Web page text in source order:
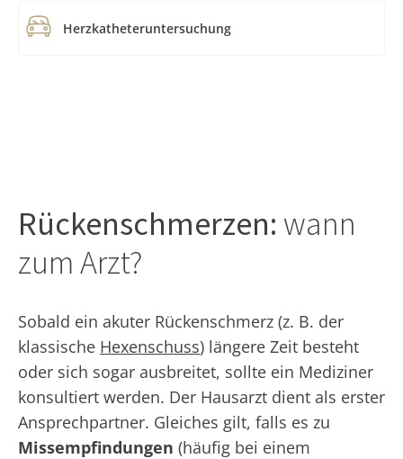
Herzkatheteruntersuchung
Rückenschmerzen: wann
zum Arzt?
Sobald ein akuter Rückenschmerz (z. B. der
klassische Hexenschuss) längere Zeit besteht
oder sich sogar ausbreitet, sollte ein Mediziner
konsultiert werden. Der Hausarzt dient als erster
Ansprechpartner. Gleiches gilt, falls es zu
Missempfindungen (häufig bei einem